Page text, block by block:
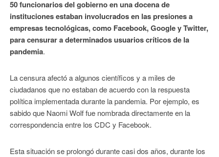
50 funcionarios del gobierno en una docena de
instituciones estaban involucrados en las presiones a
empresas tecnológicas, como Facebook, Google y Twitter,
para censurar a determinados usuarios críticos de la
pandemia.
La censura afectó a algunos científicos y a miles de
ciudadanos que no estaban de acuerdo con la respuesta
política implementada durante la pandemia. Por ejemplo, es
sabido que Naomi Wolf fue nombrada directamente en la
correspondencia entre los CDC y Facebook.
Esta situación se prolongó durante casi dos años, durante los